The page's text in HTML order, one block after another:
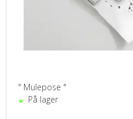
" Mulepose "
På lager